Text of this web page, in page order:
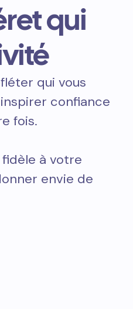
qui
qui vous
confiance
fois.
à votre
envie de